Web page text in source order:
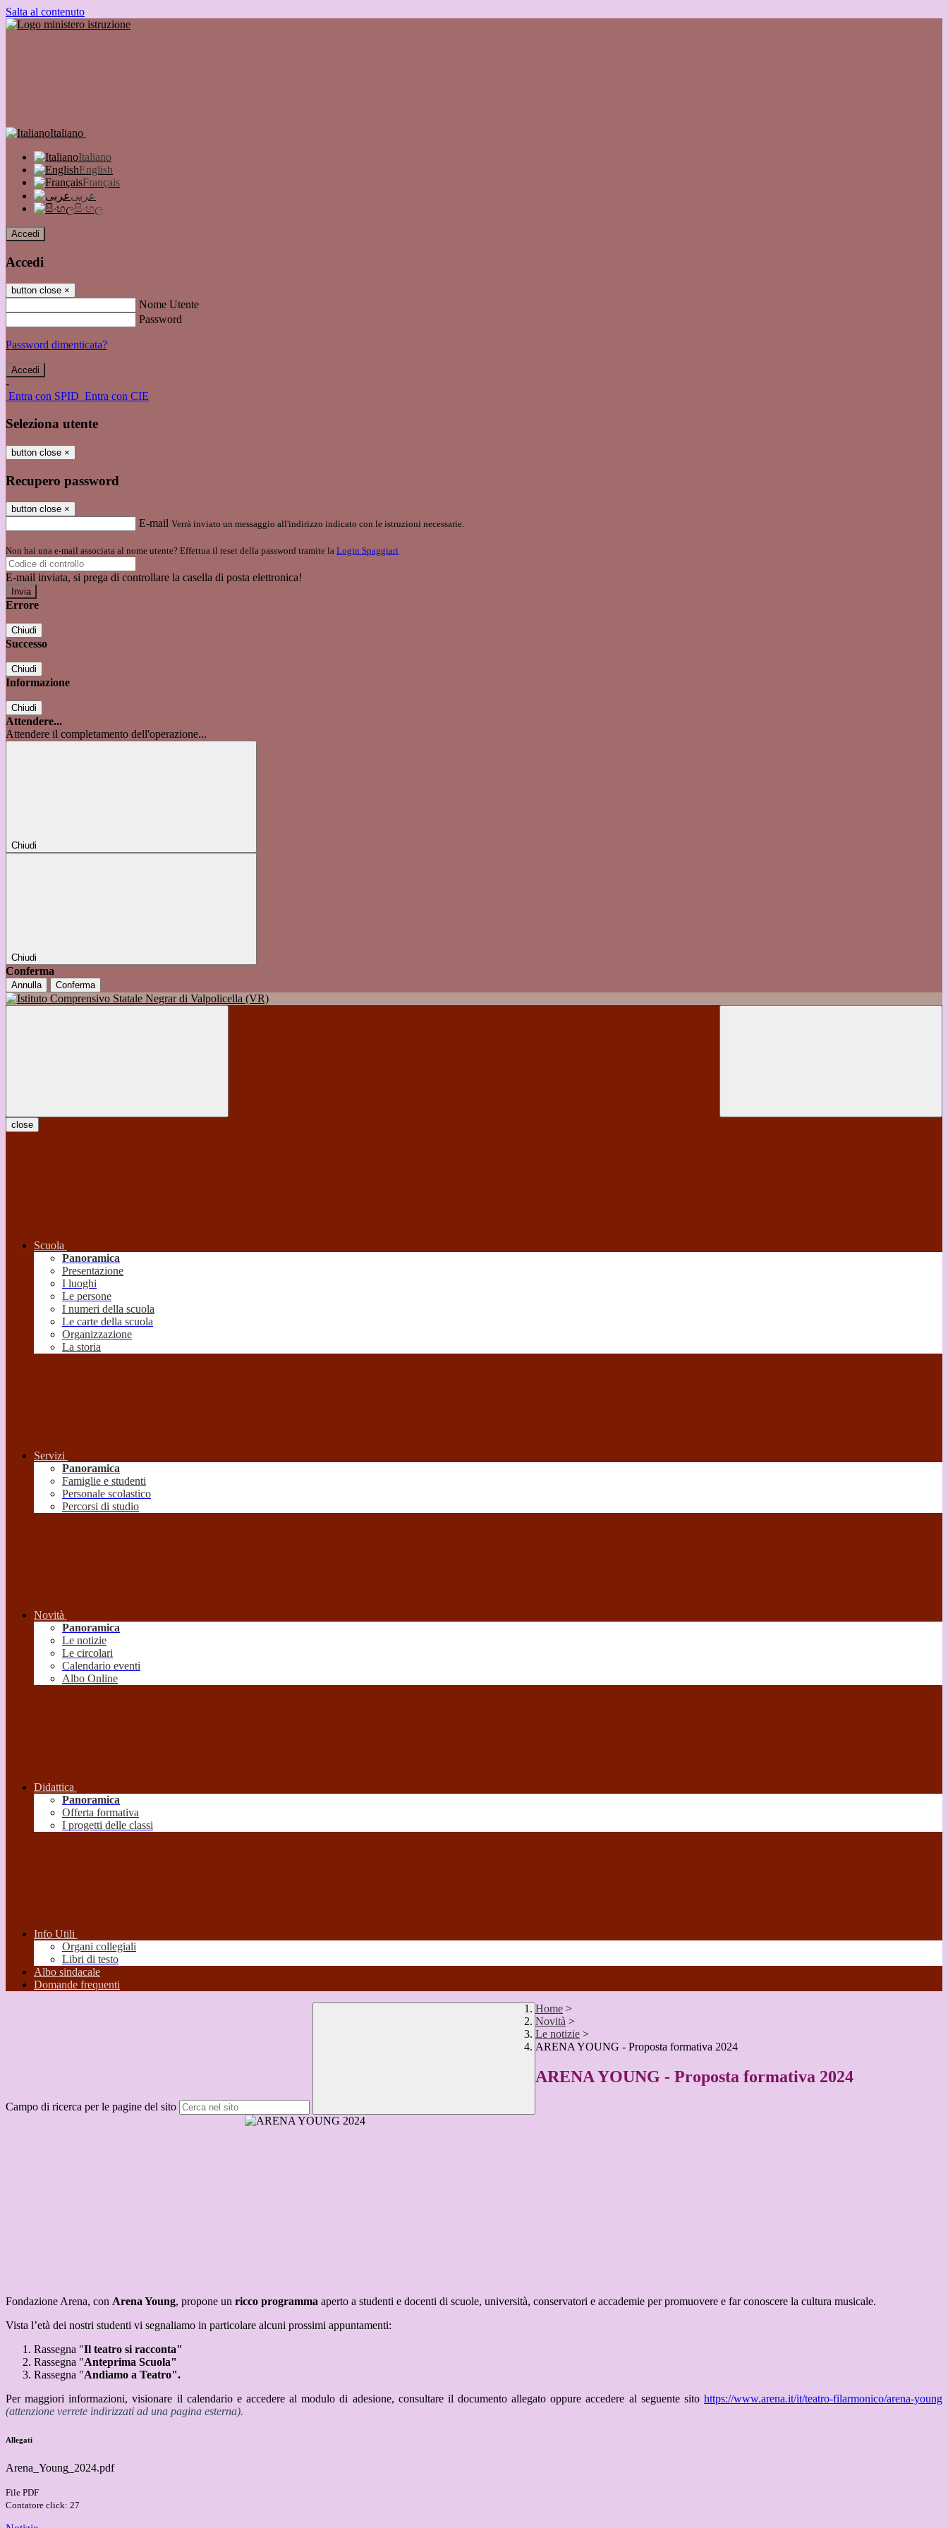
Salta al contenuto
Italiano
Italiano
English
Français
عربى
සිංහල
Accedi
Accedi
button close ×
Nome Utente
Password
Password dimenticata?
-
Entra con SPID Entra con CIE
Seleziona utente
button close ×
Recupero password
button close ×
E-mail Verrà inviato un messaggio all'indirizzo indicato con le istruzioni necessarie.
Non hai una e-mail associata al nome utente? Effettua il reset della password tramite la Login Spaggiari
E-mail inviata, si prega di controllare la casella di posta elettronica!
Errore
Chiudi
Successo
Chiudi
Informazione
Chiudi
Attendere...
Attendere il completamento dell'operazione...
Chiudi
Chiudi
Conferma
Annulla Conferma
close
Scuola
Panoramica
Presentazione
I luoghi
Le persone
I numeri della scuola
Le carte della scuola
Organizzazione
La storia
Servizi
Panoramica
Famiglie e studenti
Personale scolastico
Percorsi di studio
Novità
Panoramica
Le notizie
Le circolari
Calendario eventi
Albo Online
Didattica
Panoramica
Offerta formativa
I progetti delle classi
Info Utili
Organi collegiali
Libri di testo
Albo sindacale
Domande frequenti
Campo di ricerca per le pagine del sito
Home >
Novità >
Le notizie >
ARENA YOUNG - Proposta formativa 2024
ARENA YOUNG - Proposta formativa 2024
Fondazione Arena, con Arena Young, propone un ricco programma aperto a studenti e docenti di scuole, università, conservatori e accademie per promuovere e far conoscere la cultura musicale.
Vista l’età dei nostri studenti vi segnaliamo in particolare alcuni prossimi appuntamenti:
Rassegna "Il teatro si racconta"
Rassegna "Anteprima Scuola"
Rassegna "Andiamo a Teatro".
Per maggiori informazioni, visionare il calendario e accedere al modulo di adesione, consultare il documento allegato oppure accedere al seguente sito https://www.arena.it/it/teatro-filarmonico/arena-young
(attenzione verrete indirizzati ad una pagina esterna).
Allegati
Arena_Young_2024.pdf
File PDF
Contatore click: 27